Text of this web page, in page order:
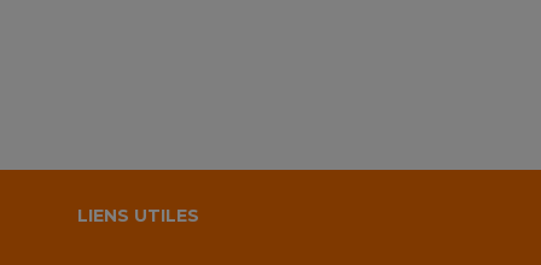
LIENS UTILES